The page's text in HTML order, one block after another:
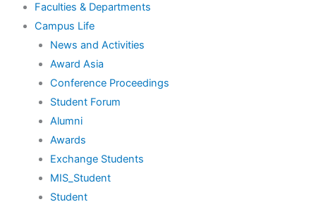
Faculties & Departments
Campus Life
News and Activities
Award Asia
Conference Proceedings
Student Forum
Alumni
Awards
Exchange Students
MIS_Student
Student